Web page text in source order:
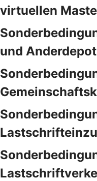
virtuellen
und